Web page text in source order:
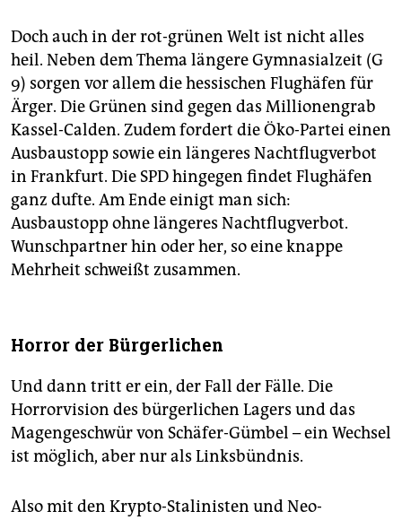
Doch auch in der rot-grünen Welt ist nicht alles
heil. Neben dem Thema längere Gymnasialzeit (G
9) sorgen vor allem die hessischen Flughäfen für
Ärger. Die Grünen sind gegen das Millionengrab
Kassel-Calden. Zudem fordert die Öko-Partei einen
Ausbaustopp sowie ein längeres Nachtflugverbot
in Frankfurt. Die SPD hingegen findet Flughäfen
ganz dufte. Am Ende einigt man sich:
Ausbaustopp ohne längeres Nachtflugverbot.
Wunschpartner hin oder her, so eine knappe
Mehrheit schweißt zusammen.
Horror der Bürgerlichen
Und dann tritt er ein, der Fall der Fälle. Die
Horrorvision des bürgerlichen Lagers und das
Magengeschwür von Schäfer-Gümbel – ein Wechsel
ist möglich, aber nur als Linksbündnis.
Also mit den Krypto-Stalinisten und Neo-